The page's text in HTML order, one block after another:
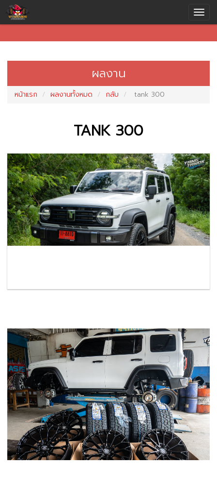
ผลงาน
หน้าแรก ผลงานทั้งหมด กลับ tank 300
TANK 300